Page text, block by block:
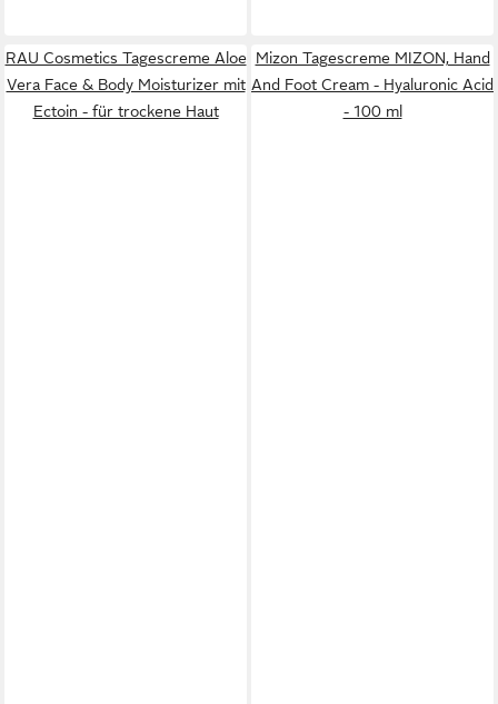
RAU Cosmetics Tagescreme Aloe
Vera Face & Body Moisturizer mit
Ectoin - für trockene Haut
Mizon Tagescreme MIZON, Hand
And Foot Cream - Hyaluronic Acid
- 100 ml